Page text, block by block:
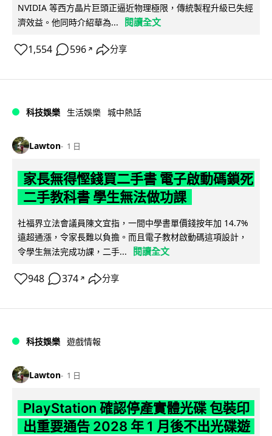
NVIDIA 等西方晶片巨頭正逼近物理極限，傳統製程升級已失經
濟效益。他同時介紹華為...
閱讀全文
1,554 596 ↗ 分享
科技娛樂 生活娛樂 城中熱話
Lawton 1 日
家長無得慳錢買二手書 電子啟動碼鎖死
二手教科書 學生無法做功課
社福界立法會議員陳文宜指，一間中學書單價錢按年加 14.7%
遠超通漲，令家長難以負擔。而且電子教材啟動碼這項設計，
令學生無法完成功課，二手...
閱讀全文
948 374 ↗ 分享
科技娛樂 遊戲情報
Lawton 1 日
PlayStation 確認停產實體光碟 包裝印
出重要通告 2028 年 1 月後不出光碟遊